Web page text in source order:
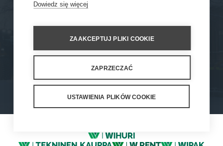
MASZYNY
OSPRZĘT
SERWIS ORAZ WSPARCIE
KONTAKT
Privacy StatementPrivacy Policy
Cookie Settings
Dowiedz się więcej
ZAAKCEPTUJ PLIKI COOKIE
ZAPRZECZAĆ
USTAWIENIA PLIKÓW COOKIE